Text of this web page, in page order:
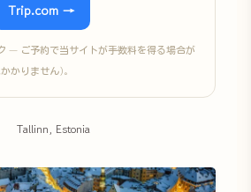
Trip.com →
— ご予約で当サイトが手数料を得る場合が
かりません)。
Tallinn, Estonia